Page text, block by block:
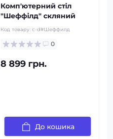
Комп'ютерний стіл
"Шеффілд" скляний
Код товару: c-d#Шеффилд
0
8 899 грн.
До кошика